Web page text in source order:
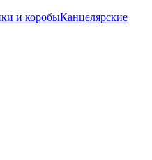
и коробыКанцелярские